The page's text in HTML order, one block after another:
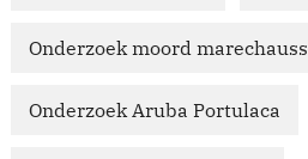
Onderzoek moord
Onderzoek Aruba Portulaca